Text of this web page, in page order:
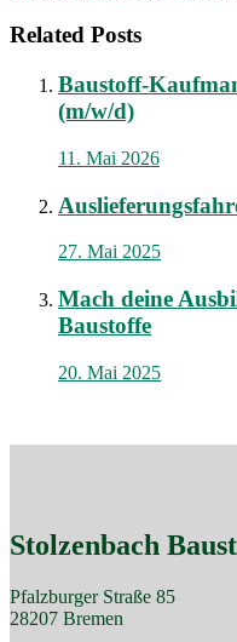
Related Posts
Baustoff-
(m/w/d)
11. Mai 2026
27. Mai 2025
Mach deine
Baustoffe
20. Mai 2025
Stolzenbach
Pfalzburger Straße 85
28207 Bremen